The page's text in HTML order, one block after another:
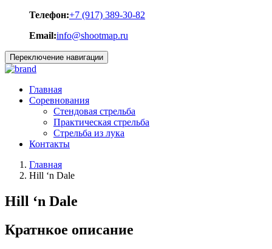
Телефон:+7 (917) 389-30-82
Email:info@shootmap.ru
Переключение навигации
Главная
Соревнования
Стендовая стрельба
Практическая стрельба
Стрельба из лука
Контакты
Главная
Hill ‘n Dale
Hill ‘n Dale
Кратнкое описание